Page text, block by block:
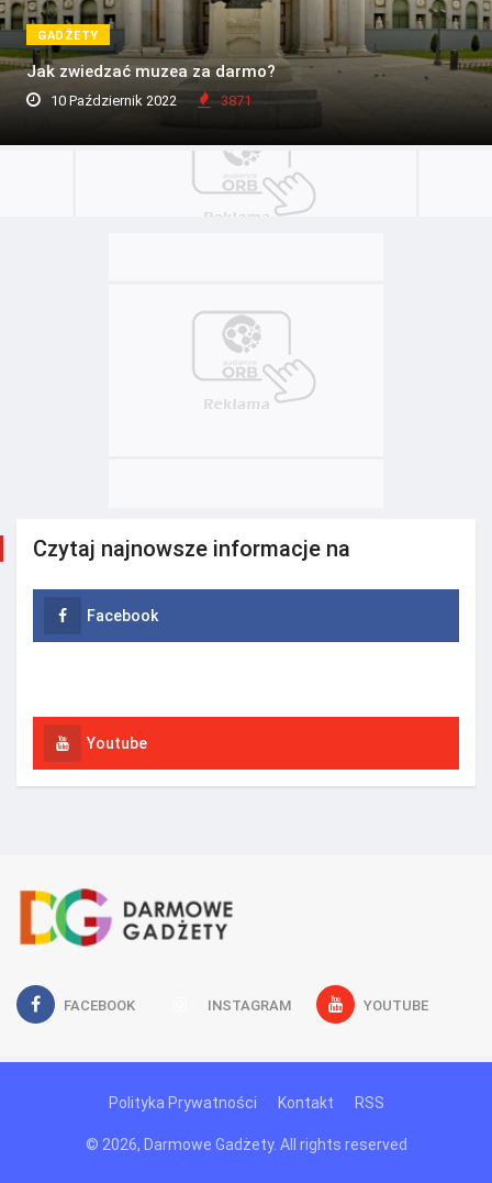
GADŻETY
Jak zwiedzać muzea za darmo?
10 Październik 2022 3871
Czytaj najnowsze informacje na
Facebook
Youtube
FACEBOOK INSTAGRAM YOUTUBE
Polityka Prywatności Kontakt RSS
© 2026, Darmowe Gadżety. All rights reserved